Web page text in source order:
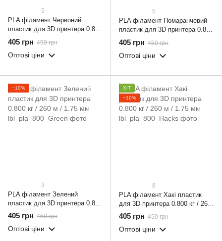
5
PLA філамент Червоний
пластик для 3D принтера 0.800
кг / 260 м / 1.75 мм
405 грн 450 грн
Оптові ціни
5
PLA філамент Помаранчевий
пластик для 3D принтера 0.800
кг / 260 м / 1.75 мм
405 грн 450 грн
Оптові ціни
−10%
3
PLA філамент Зелений
пластик для 3D принтера 0.800
кг / 260 м / 1.75 мм
405 грн 450 грн
Оптові ціни
ХІТ
−10%
8
PLA філамент Хакі пластик
для 3D принтера 0.800 кг / 260
м / 1.75 мм
405 грн 450 грн
Оптові ціни